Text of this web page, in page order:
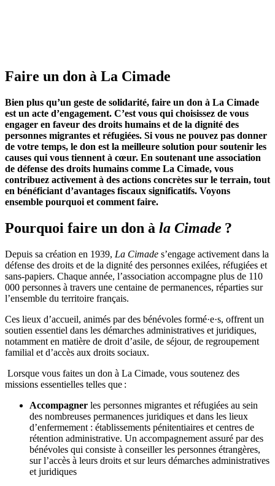
Faire un don à La Cimade
Bien plus qu’un geste de solidarité, faire un don à La Cimade
est un acte d’engagement. C’est vous qui choisissez de vous
engager en faveur des droits humains et de la dignité des
personnes migrantes et réfugiées. Si vous ne pouvez pas donner
de votre temps, le don est la meilleure solution pour soutenir les
causes qui vous tiennent à cœur. En soutenant une association
de défense des droits humains comme La Cimade, vous
contribuez activement à des actions concrètes sur le terrain, tout
en bénéficiant d’avantages fiscaux significatifs. Voyons
ensemble pourquoi et comment faire.
Pourquoi faire un don à la Cimade ?
Depuis sa création en 1939, La Cimade s’engage activement dans la
défense des droits et de la dignité des personnes exilées, réfugiées et
sans-papiers. Chaque année, l’association accompagne plus de 110
000 personnes à travers une centaine de permanences, réparties sur
l’ensemble du territoire français.
Ces lieux d’accueil, animés par des bénévoles formé·e·s, offrent un
soutien essentiel dans les démarches administratives et juridiques,
notamment en matière de droit d’asile, de séjour, de regroupement
familial et d’accès aux droits sociaux.
Lorsque vous faites un don à La Cimade, vous soutenez des
missions essentielles telles que :
Accompagner les personnes migrantes et réfugiées au sein
des nombreuses permanences juridiques et dans les lieux
d’enfermement : établissements pénitentiaires et centres de
rétention administrative. Un accompagnement assuré par des
bénévoles qui consiste à conseiller les personnes étrangères,
sur l’accès à leurs droits et sur leurs démarches administratives
et juridiques